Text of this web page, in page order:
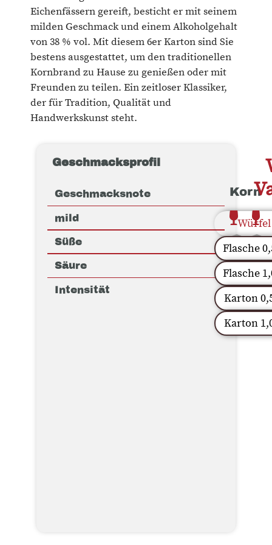
Eichenfässern gereift, besticht er mit seinem
milden Geschmack und einem Alkoholgehalt
von 38 % vol. Mit diesem 6er Karton sind Sie
bestens ausgestattet, um den traditionellen
Kornbrand zu Hause zu genießen oder mit
Freunden zu teilen. Ein zeitloser Klassiker,
der für Tradition, Qualität und
Handwerkskunst steht.
Geschmacksprofil
Geschmacksnote Korn
mild
Süße
Säure
Intensität
Würfel
Flasche
Flasche
Karton
Karton